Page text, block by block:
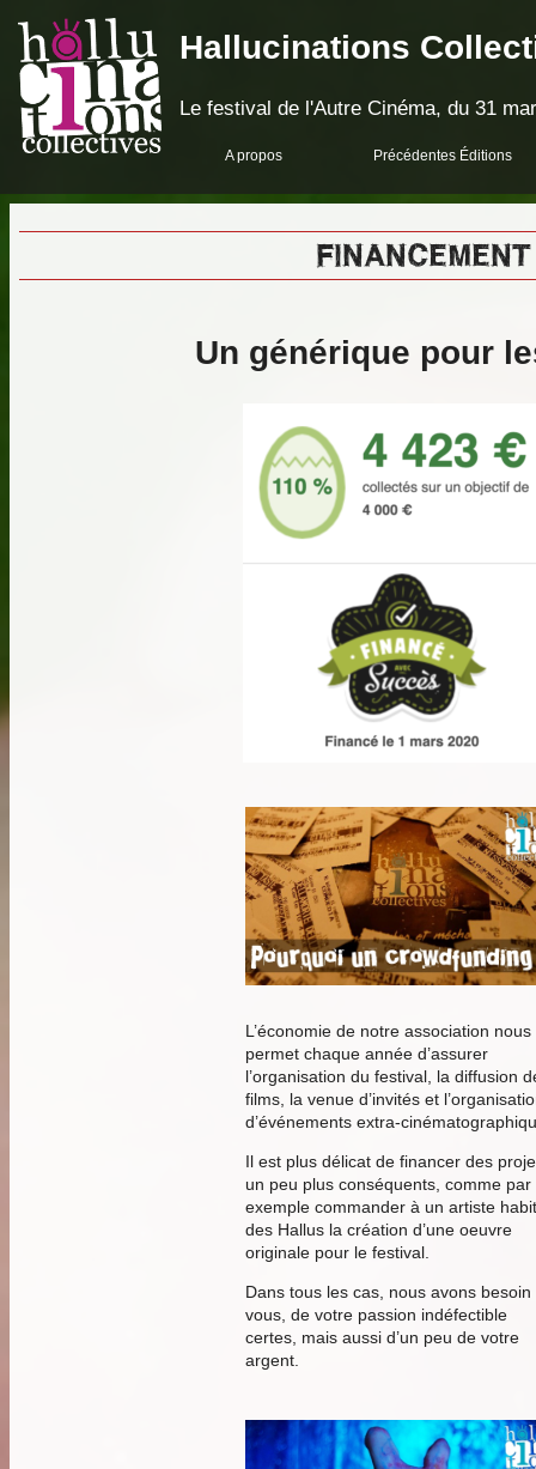
Hallucinations
Le festival de l'Autre Cinéma, du 31
A propos Précédentes Éditions
Un générique pour
L’économie de notre association nous
permet chaque année d’assurer
l’organisation du festival, la diffusion
films, la venue d’invités et
d’événements extra-
Il est plus délicat de financer des
un peu plus conséquents, comme par
exemple commander à un artiste
des Hallus la création d’une oeuvre
originale pour le festival.
Dans tous les cas, nous avons besoin
vous, de votre passion indéfectible
certes, mais aussi d’un peu de votre
argent.